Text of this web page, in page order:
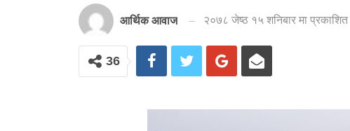
आर्थिक आवाज २०७८ जेष्ठ १५ शनिबार मा प्रकाशित
36